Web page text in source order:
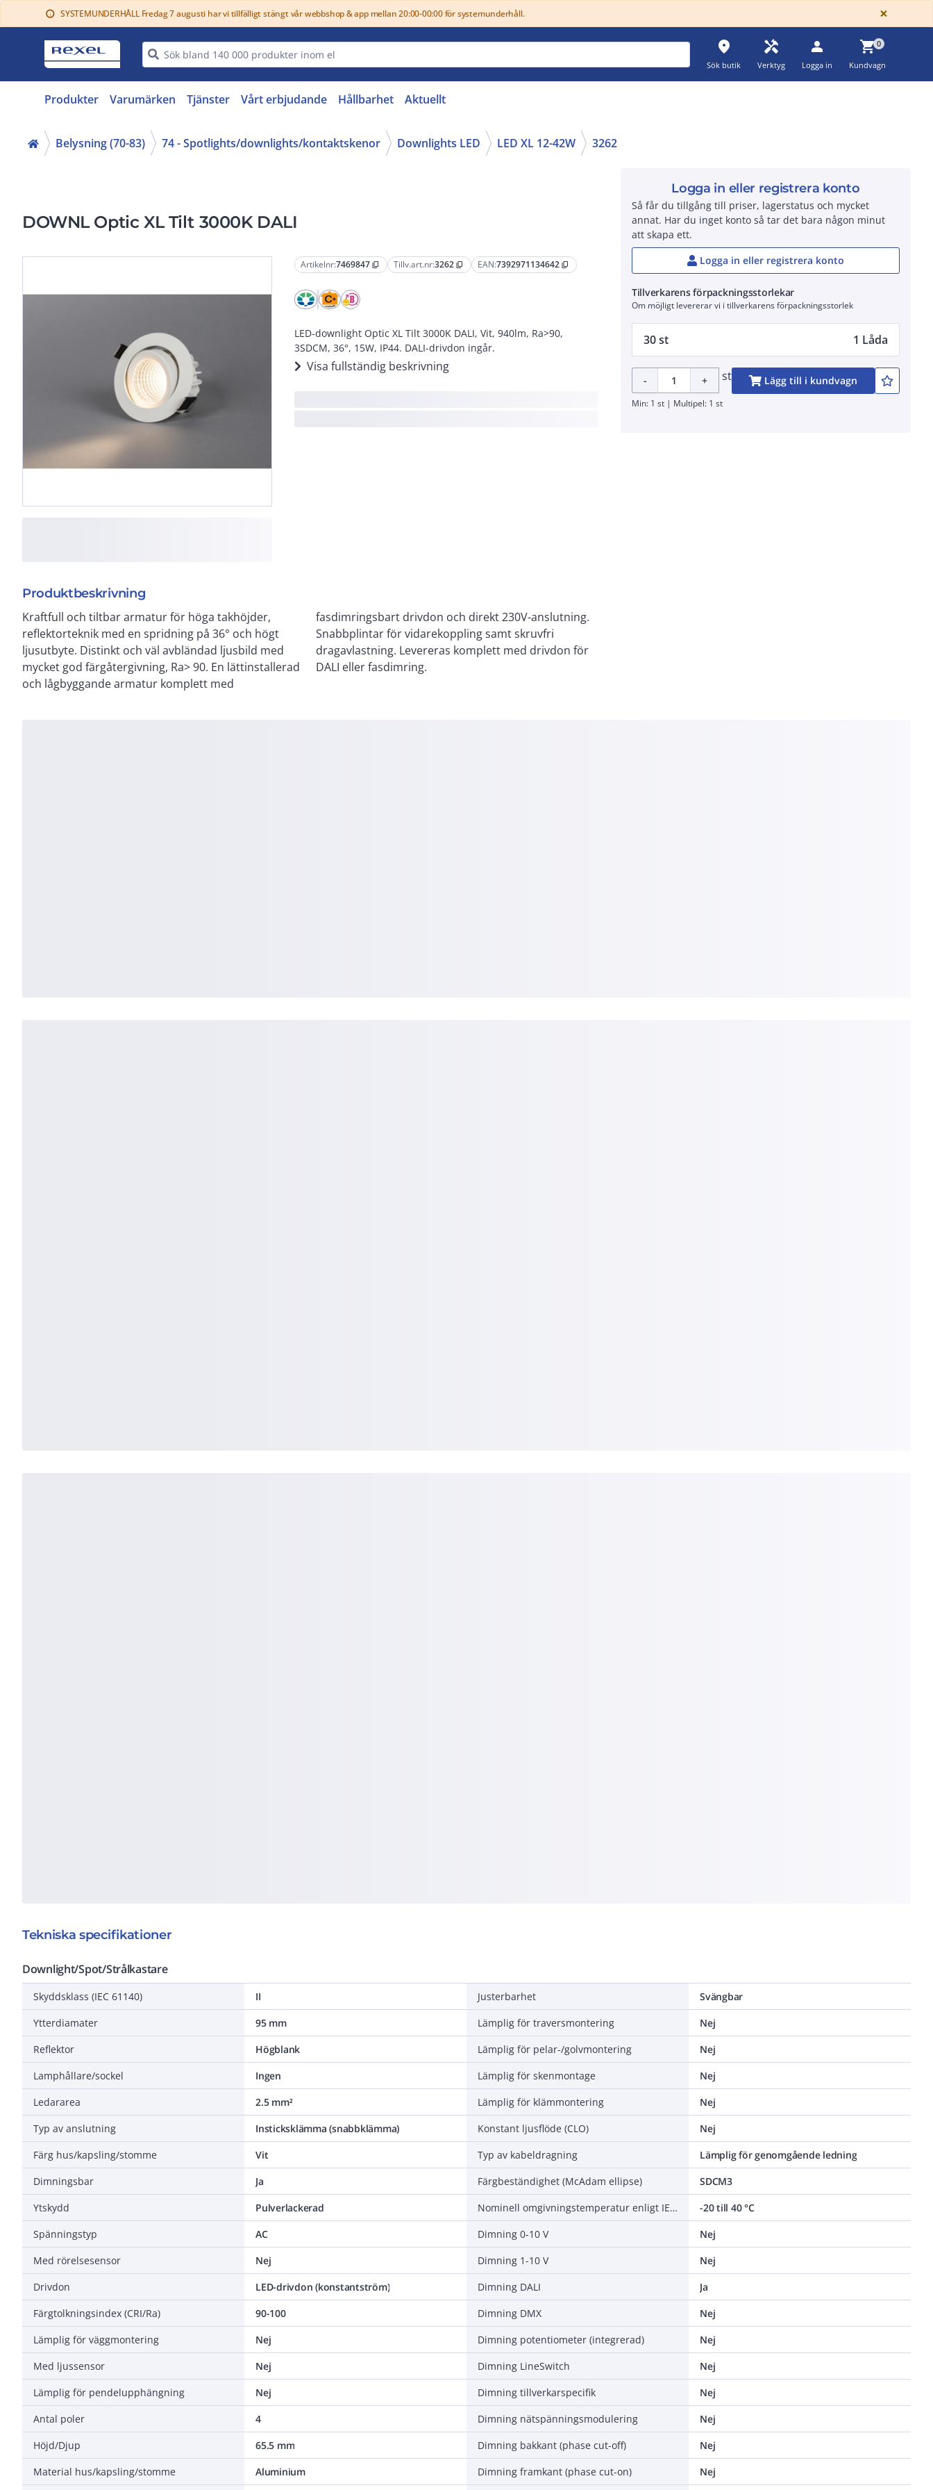
info SYSTEMUNDERHÅLL Fredag 7 augusti har vi tillfälligt stängt vår webbshop & app mellan 20:00-00:00 för systemunderhåll. ×
place
Sök butik
handyman
Verktyg
person
Logga in
shopping_cart0
Kundvagn
Produkter Varumärken Tjänster Vårt erbjudande Hållbarhet Aktuellt
Belysning (70-83) 74 - Spotlights/downlights/kontaktskenor Downlights LED LED XL 12-42W 3262
DOWNL Optic XL Tilt 3000K DALI
Artikelnr:7469847 content_copy Tillv.art.nr:3262 content_copy EAN:7392971134642 content_copy
LED-downlight Optic XL Tilt 3000K DALI, Vit, 940lm, Ra>90,
3SDCM, 36°, 15W, IP44. DALI-drivdon ingår.
Visa fullständig beskrivning
Produktbeskrivning
Kraftfull och tiltbar armatur för höga takhöjder,
reflektorteknik med en spridning på 36° och högt
ljusutbyte. Distinkt och väl avbländad ljusbild med
mycket god färgåtergivning, Ra> 90. En lättinstallerad
och lågbyggande armatur komplett med
fasdimringsbart drivdon och direkt 230V-anslutning.
Snabbplintar för vidarekoppling samt skruvfri
dragavlastning. Levereras komplett med drivdon för
DALI eller fasdimring.
Logga in eller registrera konto
Så får du tillgång till priser, lagerstatus och mycket
annat. Har du inget konto så tar det bara någon minut
att skapa ett.
Logga in eller registrera konto
Tillverkarens förpackningsstorlekar
Om möjligt levererar vi i tillverkarens förpackningsstorlek
30 st 1 Låda
- + st Lägg till i kundvagn
Min: 1 st | Multipel: 1 st
Tekniska specifikationer
Downlight/Spot/Strålkastare
Skyddsklass (IEC 61140)
II
Ytterdiamater
95 mm
Reflektor
Högblank
Lamphållare/sockel
Ingen
Ledararea
2.5 mm²
Typ av anslutning
Insticksklämma (snabbklämma)
Färg hus/kapsling/stomme
Vit
Dimningsbar
Ja
Ytskydd
Pulverlackerad
Spänningstyp
AC
Med rörelsesensor
Nej
Drivdon
LED-drivdon (konstantström)
Färgtolkningsindex (CRI/Ra)
90-100
Lämplig för väggmontering
Nej
Med ljussensor
Nej
Lämplig för pendelupphängning
Nej
Antal poler
4
Höjd/Djup
65.5 mm
Material hus/kapsling/stomme
Aluminium
Justerbarhet
Svängbar
Lämplig för traversmontering
Nej
Lämplig för pelar-/golvmontering
Nej
Lämplig för skenmontage
Nej
Lämplig för klämmontering
Nej
Konstant ljusflöde (CLO)
Nej
Typ av kabeldragning
Lämplig för genomgående ledning
Färgbeständighet (McAdam ellipse)
SDCM3
Nominell omgivningstemperatur enligt IEC 62722-2-1
-20 till 40 °C
Dimning 0-10 V
Nej
Dimning 1-10 V
Nej
Dimning DALI
Ja
Dimning DMX
Nej
Dimning potentiometer (integrerad)
Nej
Dimning LineSwitch
Nej
Dimning tillverkarspecifik
Nej
Dimning nätspänningsmodulering
Nej
Dimning bakkant (phase cut-off)
Nej
Dimning framkant (phase cut-on)
Nej